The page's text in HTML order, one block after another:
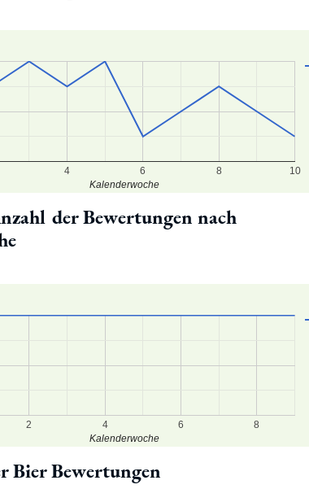
4 6 8 10
Kalenderwoche
der Bewertungen nach
2 4 6 8
Kalenderwoche
Bier Bewertungen